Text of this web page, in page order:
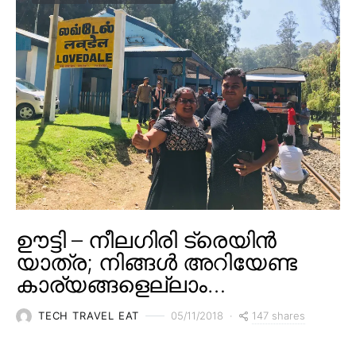
ഊട്ടി – നീലഗിരി ട്രെയിൻ
യാത്ര; നിങ്ങൾ അറിയേണ്ട
കാര്യങ്ങളെല്ലാം…
TECH TRAVEL EAT 05/11/2018 147 shares